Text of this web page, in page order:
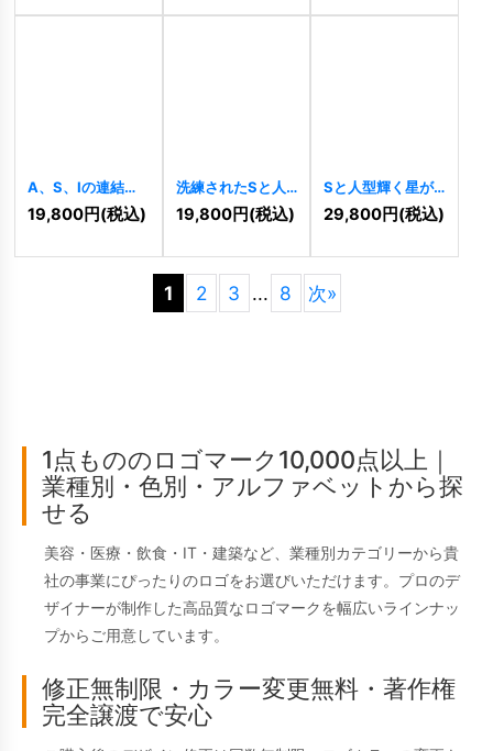
A、S、Iの連結と
菱形が示す、先進
と信頼のロゴ
19,800円(税込)
洗練されたSと人
のロゴ [9969]
19,800円(税込)
Sと人型輝く星が
示す成長と希望の
ロゴ
10950]
29,800円(税込)
1 2 3 ... 8 次»
1点もののロゴマーク10,000点以上｜
業種別・色別・アルファベットから探
せる
美容・医療・飲食・IT・建築など、業種別カテゴリーから貴
社の事業にぴったりのロゴをお選びいただけます。プロのデ
ザイナーが制作した高品質なロゴマークを幅広いラインナッ
プからご用意しています。
修正無制限・カラー変更無料・著作権
完全譲渡で安心